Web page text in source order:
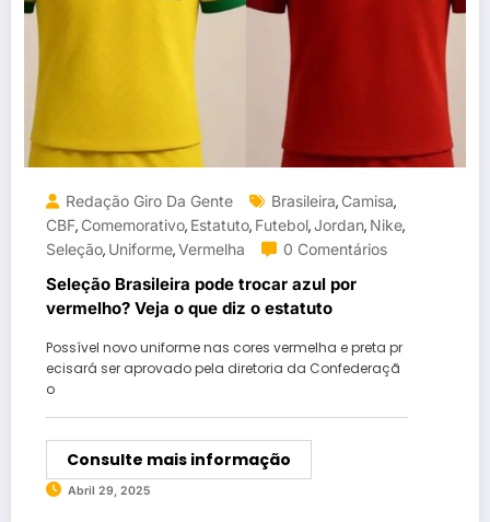
Redação Giro Da Gente Brasileira, Camisa,
CBF, Comemorativo, Estatuto, Futebol,Jordan, Nike,
Seleção, Uniforme,Vermelha 0 Comentários
Seleção Brasileira pode trocar azul por
vermelho? Veja o que diz o estatuto
Possível novo uniforme nas cores vermelha e preta pr
ecisará ser aprovado pela diretoria da Confederaçã
o
Consulte mais informação
Abril 29, 2025